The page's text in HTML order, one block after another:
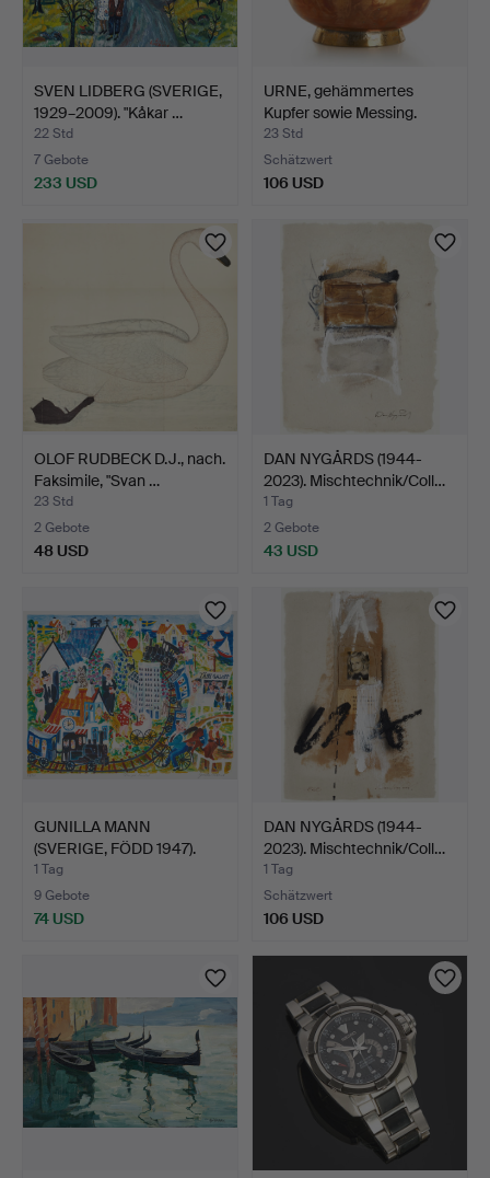
SVEN LIDBERG (SVERIGE,
1929–2009). "Kåkar …
22 Std
7 Gebote
233 USD
URNE, gehämmertes
Kupfer sowie Messing.
23 Std
Schätzwert
106 USD
OLOF RUDBECK D.J., nach.
Faksimile, "Svan …
23 Std
2 Gebote
48 USD
DAN NYGÅRDS (1944-
2023). Mischtechnik/Coll…
1 Tag
2 Gebote
43 USD
GUNILLA MANN
(SVERIGE, FÖDD 1947).
Täby - …
1 Tag
9 Gebote
74 USD
DAN NYGÅRDS (1944-
2023). Mischtechnik/Coll…
1 Tag
Schätzwert
106 USD